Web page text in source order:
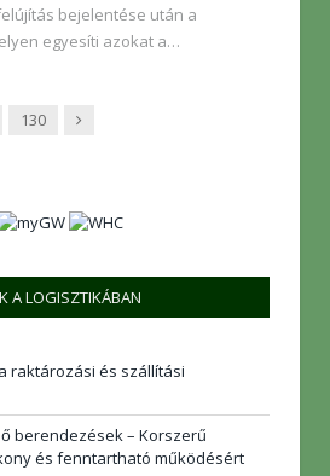
bejelentése után a
egyesíti azokat a…
130 Következő
A LOGISZTIKÁBAN
raktározási és szállítási
berendezések – Korszerű
és fenntartható működésért